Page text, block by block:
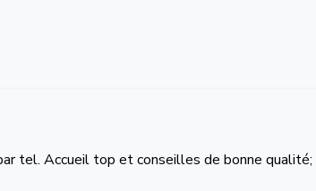
tel. Accueil top et conseilles de bonne